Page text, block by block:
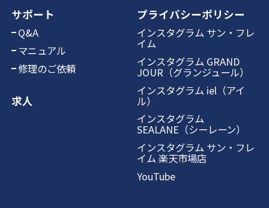
サポート
Q&A
マニュアル
修理のご依頼
求人
プライバシーポリシー
インスタグラム サン・フレ
イム
インスタグラム GRAND
JOUR（グランジュール）
インスタグラム iel（アイ
ル）
インスタグラム
SEALANE（シーレーン）
インスタグラム サン・フレ
イム 楽天市場店
YouTube